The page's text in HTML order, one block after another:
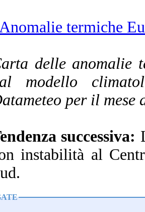
delle anomalie
modello
per il mese
successiva:
instabilità al